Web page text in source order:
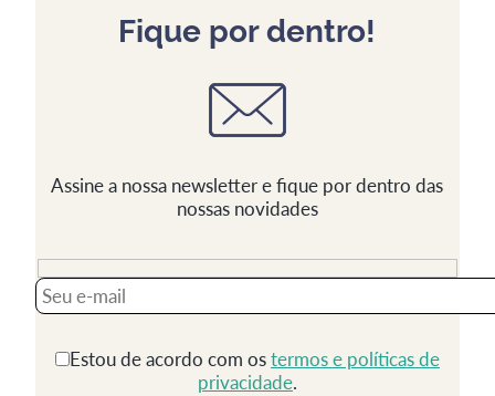
Fique por dentro!
Assine a nossa newsletter e fique por dentro das
nossas novidades
Estou de acordo com ostermos e políticas de
privacidade.